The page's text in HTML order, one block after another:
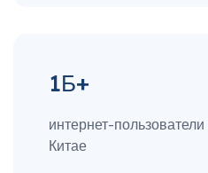
1Б+
интернет-
Китае